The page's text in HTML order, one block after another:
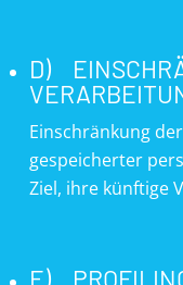
D)
Einschränkung
gespeicherter
Ziel, ihre künftige
E)